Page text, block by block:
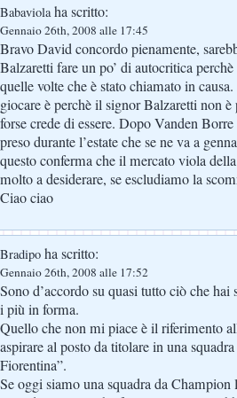
Babaviolaha scritto:
Gennaio 26th, 2008 alle 17:45
Bravo David concordo pienamente,
Balzaretti fare un po’ di autocritica
quelle volte che è stato chiamato in
giocare è perchè il signor Balzaretti non
forse crede di essere. Dopo Vanden
preso durante l’estate che se ne va a
questo conferma che il mercato viola
molto a desiderare, se escludiamo la
Ciao ciao
Bradipo ha scritto:
Gennaio 26th, 2008 alle 17:52
Sono d’accordo su quasi tutto ciò che
i più in forma.
Quello che non mi piace è il riferimento
aspirare al posto da titolare in una
Fiorentina”.
Se oggi siamo una squadra da